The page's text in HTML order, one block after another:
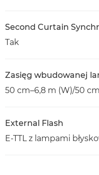
Second Curtain
Tak
Zasięg wbudowanej
50 cm–6,8 m (W)/50
External Flash
E-TTL z lampami